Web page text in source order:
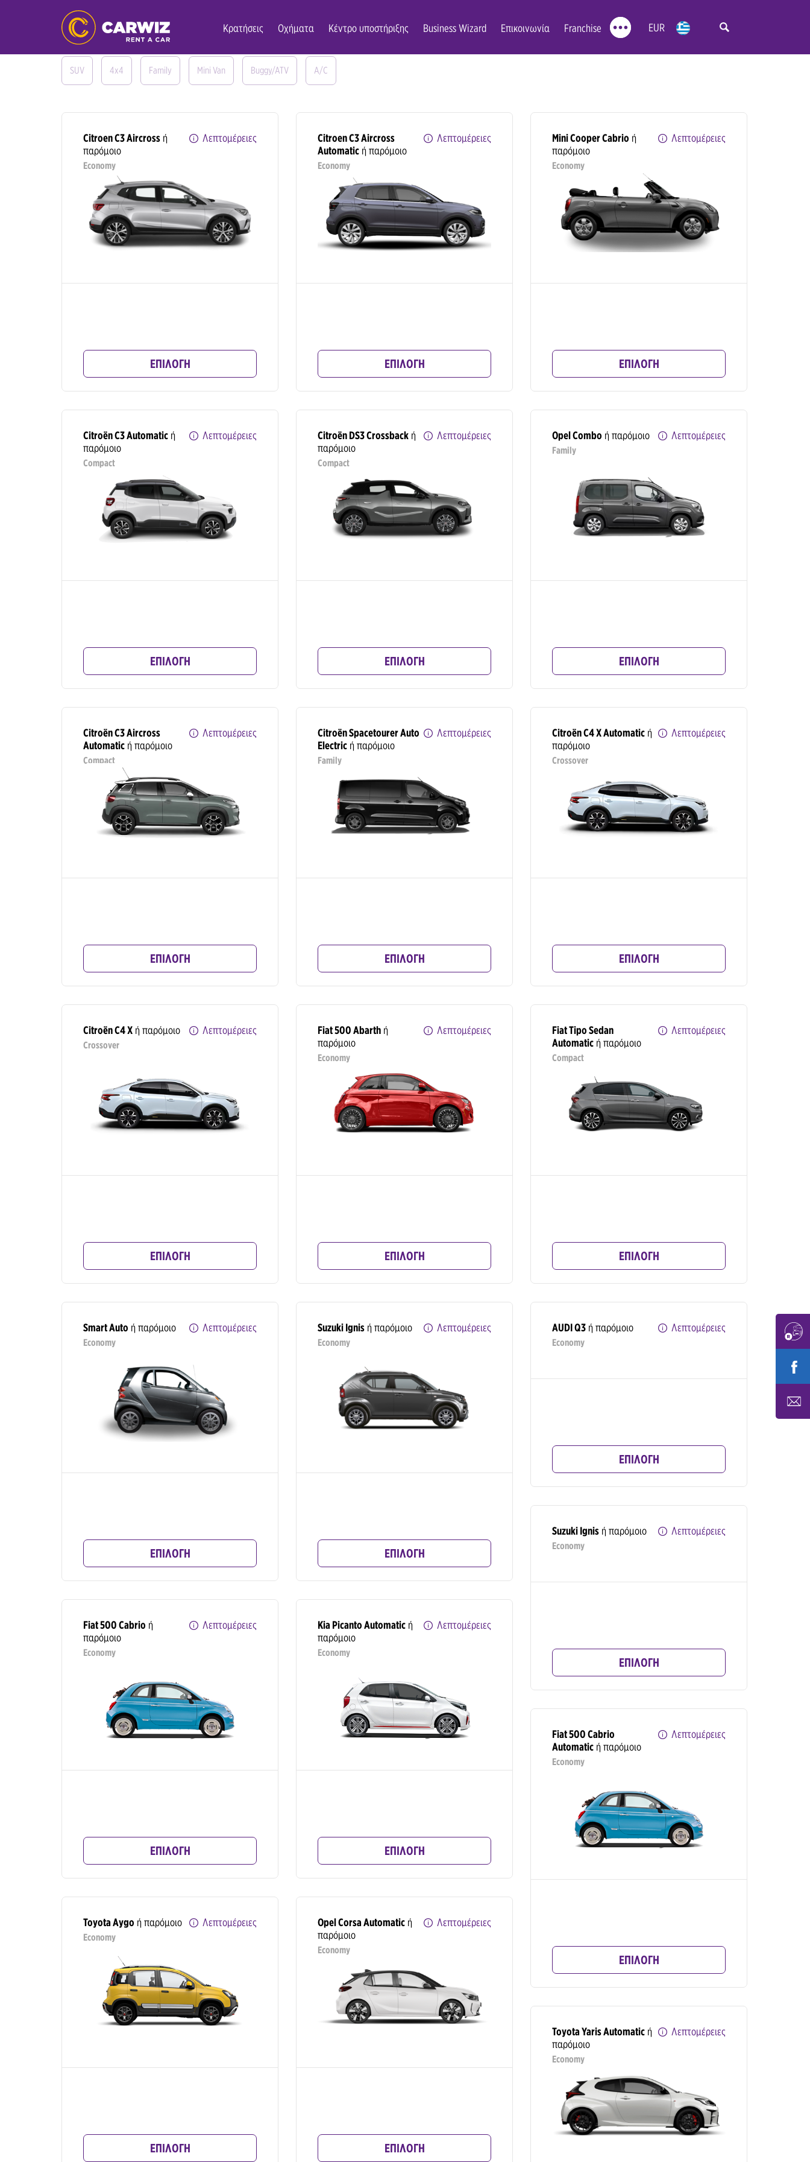
Κρατήσεις Οχήματα Κέντρο υποστήριξης Business Wizard Επικοινωνία Franchise EUR
Όλα τα οχήματα Αυτόματο Mini Economy Compact Convertible Limousine Crossover
SUV 4x4 Family Mini Van Buggy/ATV A/C
Ταξινόμηση κατά:
Citroen C3 Aircross ή
παρόμοιο
Λεπτομέρειες
Economy
ΕΠΙΛΟΓΗ
Citroen C3 Aircross
Automatic ή παρόμοιο
Λεπτομέρειες
Economy
ΕΠΙΛΟΓΗ
Mini Cooper Cabrio ή
παρόμοιο
Λεπτομέρειες
Economy
ΕΠΙΛΟΓΗ
Citroën C3 Automatic ή
παρόμοιο
Λεπτομέρειες
Compact
ΕΠΙΛΟΓΗ
Citroën DS3 Crossback ή
παρόμοιο
Λεπτομέρειες
Compact
ΕΠΙΛΟΓΗ
Opel Combo ή παρόμοιο Λεπτομέρειες
Family
ΕΠΙΛΟΓΗ
Citroën C3 Aircross
Automatic ή παρόμοιο
Λεπτομέρειες
Compact
ΕΠΙΛΟΓΗ
Citroën Spacetourer Auto
Electric ή παρόμοιο
Λεπτομέρειες
Family
ΕΠΙΛΟΓΗ
Citroën C4 X Automatic ή
παρόμοιο
Λεπτομέρειες
Crossover
ΕΠΙΛΟΓΗ
Citroën C4 X ή παρόμοιο Λεπτομέρειες
Crossover
ΕΠΙΛΟΓΗ
Fiat 500 Abarth ή
παρόμοιο
Λεπτομέρειες
Economy
ΕΠΙΛΟΓΗ
Fiat Tipo Sedan
Automatic ή παρόμοιο
Λεπτομέρειες
Compact
ΕΠΙΛΟΓΗ
Smart Auto ή παρόμοιο Λεπτομέρειες
Economy
ΕΠΙΛΟΓΗ
Suzuki Ignis ή παρόμοιο Λεπτομέρειες
Economy
ΕΠΙΛΟΓΗ
AUDI Q3 ή παρόμοιο Λεπτομέρειες
Economy
ΕΠΙΛΟΓΗ
Suzuki Ignis ή παρόμοιο Λεπτομέρειες
Economy
ΕΠΙΛΟΓΗ
Fiat 500 Cabrio ή
παρόμοιο
Λεπτομέρειες
Economy
ΕΠΙΛΟΓΗ
Kia Picanto Automatic ή
παρόμοιο
Λεπτομέρειες
Economy
ΕΠΙΛΟΓΗ
Fiat 500 Cabrio
Automatic ή παρόμοιο
Λεπτομέρειες
Economy
ΕΠΙΛΟΓΗ
Toyota Aygo ή παρόμοιο Λεπτομέρειες
Economy
ΕΠΙΛΟΓΗ
Opel Corsa Automatic ή
παρόμοιο
Λεπτομέρειες
Economy
ΕΠΙΛΟΓΗ
Toyota Yaris Automatic ή
παρόμοιο
Λεπτομέρειες
Economy